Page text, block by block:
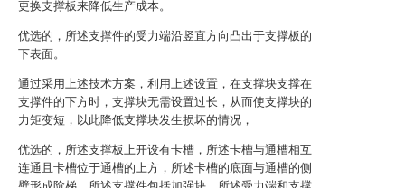
更换支撑板来降低生产成本。
优选的，所述支撑件的受力端沿竖直方向凸出于支撑板的
下表面。
通过采用上述技术方案，利用上述设置，在支撑块支撑在
支撑件的下方时，支撑块无需设置过长，从而使支撑块的
力矩变短，以此降低支撑块发生损坏的情况，
优选的，所述支撑板上开设有卡槽，所述卡槽与通槽相互
连通且卡槽位于通槽的上方，所述卡槽的底面与通槽的侧